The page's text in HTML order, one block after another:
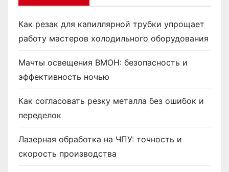
Как резак для капиллярной трубки упрощает
работу мастеров холодильного оборудования
Мачты освещения ВМОН: безопасность и
эффективность ночью
Как согласовать резку металла без ошибок и
переделок
Лазерная обработка на ЧПУ: точность и
скорость производства